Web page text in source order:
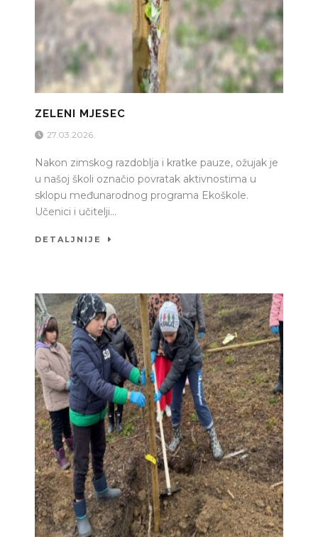
ZELENI MJESEC
27.03.2026.
Nakon zimskog razdoblja i kratke pauze, ožujak je
u našoj školi označio povratak aktivnostima u
sklopu međunarodnog programa Ekoškole.
Učenici i učitelji...
DETALJNIJE